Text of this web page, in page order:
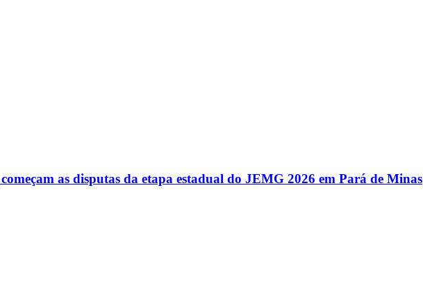
as disputas da etapa estadual do JEMG 2026 em Pará de Minas